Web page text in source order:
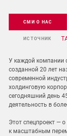
СМИ О НАС
ИСТОЧНИК
У каждой компании
созданной 20 лет
современной
холдинговую
сегодняшний день
деятельность в
Этот спецпроект —
к масштабным